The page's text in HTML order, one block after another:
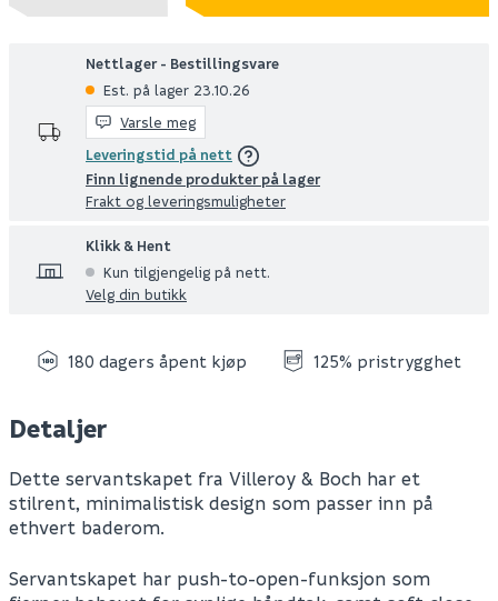
Nettlager - Bestillingsvare
Est. på lager 23.10.26
Varsle meg
Leveringstid på nett
Finn lignende produkter på lager
Frakt og leveringsmuligheter
Klikk & Hent
Kun tilgjengelig på nett.
Velg din butikk
180 dagers åpent kjøp 125% pristrygghet
Detaljer
Dette servantskapet fra Villeroy & Boch har et
stilrent, minimalistisk design som passer inn på
ethvert baderom.
Servantskapet har push-to-open-funksjon som